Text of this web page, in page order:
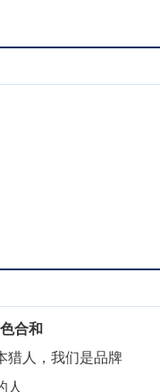
合和
猎人，我们是品牌
人